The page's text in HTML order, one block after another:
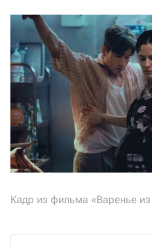
Кадр из фильма «Варенье